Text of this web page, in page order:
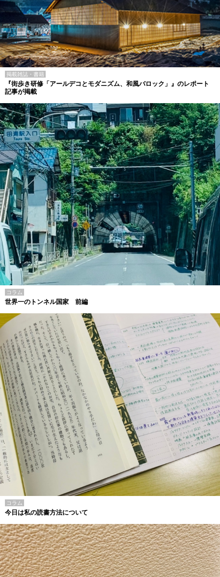
掲載雑誌・書籍
『街歩き研修「アールデコとモダニズム、和風バロック」』のレポート
記事が掲載
コラム
世界一のトンネル国家 前編
コラム
今日は私の読書方法について